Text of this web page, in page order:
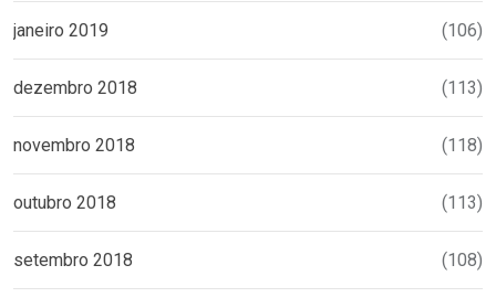
janeiro 2019 (106)
dezembro 2018 (113)
novembro 2018 (118)
outubro 2018 (113)
setembro 2018 (108)